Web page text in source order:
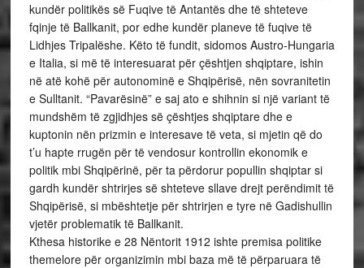
kundër politikës së Fuqive të Antantës dhe të shteteve
fqinje të Ballkanit, por edhe kundër planeve të fuqive të
Lidhjes Tripalëshe. Këto të fundit, sidomos Austro-Hungaria
e Italia, si më të interesuarat për çështjen shqiptare, ishin
në atë kohë për autonominë e Shqipërisë, nën sovranitetin
e Sulltanit. “Pavarësinë” e saj ato e shihnin si një variant të
mundshëm të zgjidhjes së çështjes shqiptare dhe e
kuptonin nën prizmin e interesave të veta, si mjetin që do
t’u hapte rrugën për të vendosur kontrollin ekonomik e
politik mbi Shqipërinë, për ta përdorur popullin shqiptar si
gardh kundër shtrirjes së shteteve sllave drejt perëndimit të
Shqipërisë, si mbështetje për shtrirjen e tyre në Gadishullin
vjetër problematik të Ballkanit.
Kthesa historike e 28 Nëntorit 1912 ishte premisa politike
themelore për organizimin mbi baza më të përparuara të